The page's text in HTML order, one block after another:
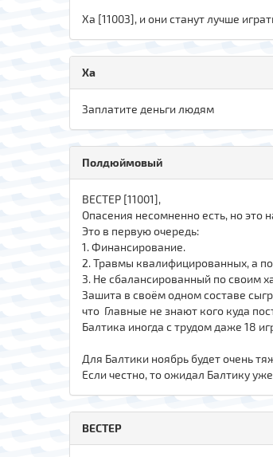
Xa [11003], и они станут лучше
Xa
Заплатите деньги людям
Полдюймовый
ВЕСТЕР [11001],
Опасения несомненно есть, но это
Это в первую очередь:
1. Финансирование.
2. Травмы квалифицированных, а
3. Не сбалансированный по своим
Зашита в своём одном составе
что Главные не знают кого куда
Балтика иногда с трудом даже 18
Для Балтики ноябрь будет очень
Если честно, то ожидал Балтику
ВЕСТЕР